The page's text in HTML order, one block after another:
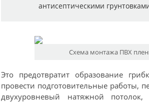
антисептическими
Схема монтажа ПВХ
Это предотвратит образование
провести подготовительные работы,
двухуровневый натяжной потолок,